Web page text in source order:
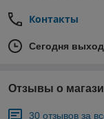
Контакты
Сегодня
Отзывы о
30 отзывов за